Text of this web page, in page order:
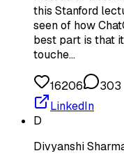
this Stanford
seen of how
best part is that
touche…
16206
303
LinkedIn
D
Divyanshi